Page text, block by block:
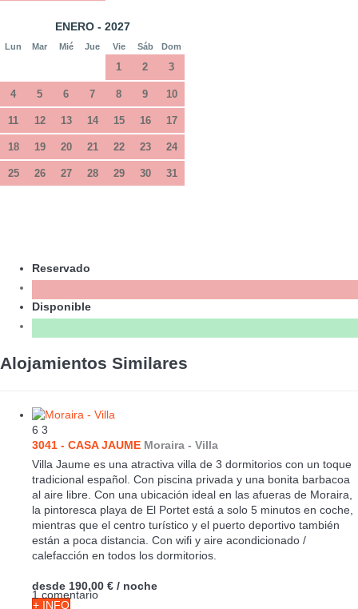
ENERO - 2027
Lun Mar Mié Jue Vie Sáb Dom
1 2 3
4 5 6 7 8 9 10
11 12 13 14 15 16 17
18 19 20 21 22 23 24
25 26 27 28 29 30 31
Reservado
Disponible
Alojamientos Similares
6 3
3041 - CASA JAUME Moraira - Villa
Villa Jaume es una atractiva villa de 3 dormitorios con un toque
tradicional español. Con piscina privada y una bonita barbacoa
al aire libre. Con una ubicación ideal en las afueras de Moraira,
la pintoresca playa de El Portet está a solo 5 minutos en coche,
mientras que el centro turístico y el puerto deportivo también
están a poca distancia. Con wifi y aire acondicionado /
calefacción en todos los dormitorios.
1 comentario
desde 190,00 € / noche
+ INFO